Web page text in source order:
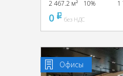
2 467.2 м² 10% 1
0 pуббез НДС
Офисы